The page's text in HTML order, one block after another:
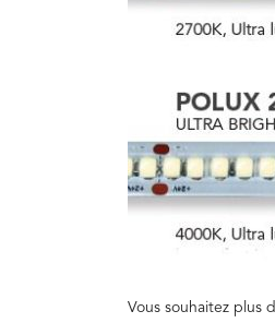
Vous souhaitez plus